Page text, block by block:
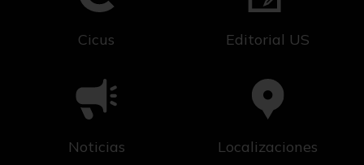
Cicus Editorial US
Noticias Localizaciones